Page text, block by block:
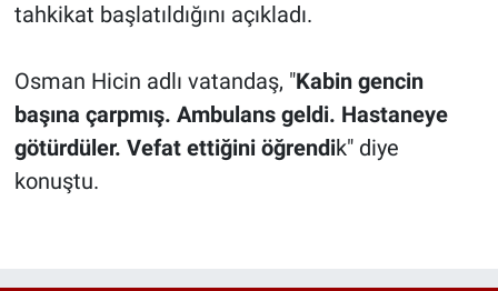
tahkikat başlatıldığını açıkladı.
Osman Hicin adlı vatandaş, "Kabin gencin
başına çarpmış. Ambulans geldi. Hastaneye
götürdüler. Vefat ettiğini öğrendik" diye
konuştu.